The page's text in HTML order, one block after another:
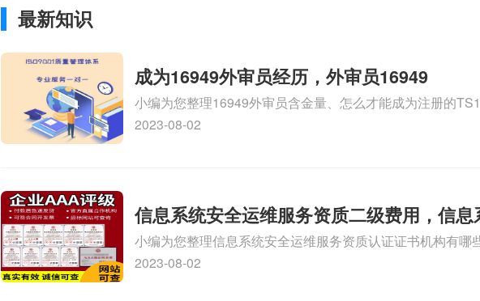
最新知识
成为16949外审员经历，外审员16949
小编为您整理16949外审员含金量、怎么才能成为注册的
审员、我也想16949外审员，不过不了解具体情况、iso9000
2023-08-02
信息系统安全运维服务资质二级费用，信息
维服务资质二级
小编为您整理信息系统安全运维服务资质认证证书机构有哪
务资质的费用是多少啊、安全运维服务资质哪家便宜、安全
2023-08-02